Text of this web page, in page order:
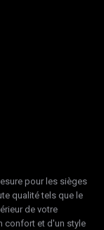
pour les sièges
qualité tels que le
de votre
confort et d'un style